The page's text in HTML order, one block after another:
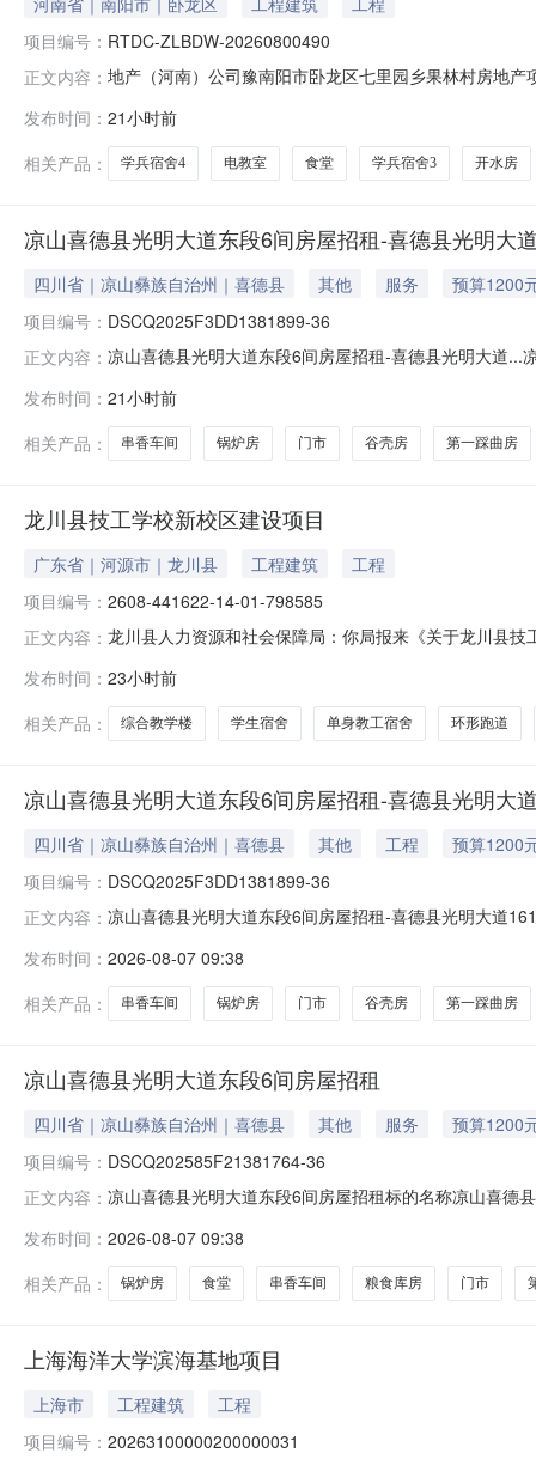
项目编号： RTDC-ZLBDW-20260800490
正文内容： 地产（河南）公司豫南阳市卧龙区七里园乡果林村房地
乡果林村-学兵宿舍3标的物类型:房屋建筑物年租金底价:
发布时间： 21小时前
相关产品：
学兵宿舍4 电教室 食堂 学兵宿舍3 开水房
凉山喜德县光明大道东段6间房屋招租-喜德县光明大
四川省｜凉山彝族自治州｜喜德县 其他 服务
预算1200
项目编号： DSCQ2025F3DD1381899-36
正文内容： 凉山喜德县光明大道东段6间房屋招租-喜德县光明大道
2026-08-07是否联合出租否挂牌截止日期2026-08-13是
发布时间： 21小时前
相关产品：
串香车间 锅炉房 门市 谷壳房 第一踩曲房
龙川县技工学校新校区建设项目
广东省｜河源市｜龙川县 工程建筑
工程
项目编号： 2608-441622-14-01-798585
正文内容： 龙川县人力资源和社会保障局：你局报来《关于龙川县
建设项目可行性研究报告》，同意项目建设。二、项目
龙川县幸福新城内。五、项
发布时间： 23小时前
相关产品：
综合教学楼 学生宿舍 单身教工宿舍 环形跑道
凉山喜德县光明大道东段6间房屋招租-喜德县光明大
四川省｜凉山彝族自治州｜喜德县 其他 工程
预算1200
项目编号： DSCQ2025F3DD1381899-36
正文内容： 凉山喜德县光明大道东段6间房屋招租-喜德县光明大道
否允许联合承租否是否涉及优先权不涉及确认取消一、
发布时间： 2026-08-07 09:38
相关产品：
串香车间 锅炉房 门市 谷壳房 第一踩曲房
凉山喜德县光明大道东段6间房屋招租
四川省｜凉山彝族自治州｜喜德县 其他 服务
预算1200
项目编号： DSCQ202585F21381764-36
正文内容： 凉山喜德县光明大道东段6间房屋招租标的名称凉山喜德
限时报价期为公告期，延时报价期开始时间为公告截止
发布时间： 2026-08-07 09:38
相关产品：
锅炉房 食堂 串香车间 粮食库房 门市
上海海洋大学滨海基地项目
上海市 工程建筑
工程
项目编号： 20263100000200000031